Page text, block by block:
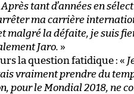
tant d’années en
ma carrière
malgré la défaite, je suis
Jaro. »
la question fatidique : «
vraiment prendre du
pour le Mondial 2018, ne